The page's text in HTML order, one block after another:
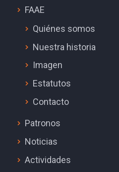
FAAE
Quiénes somos
Nuestra historia
Imagen
Estatutos
Contacto
Patronos
Noticias
Actividades